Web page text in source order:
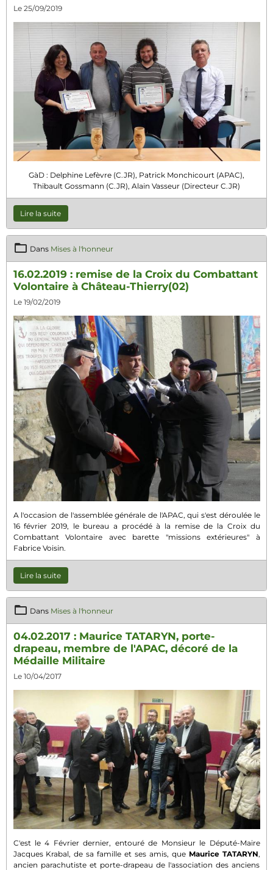
Le 25/09/2019
GàD : Delphine Lefèvre (C.JR), Patrick Monchicourt (APAC),
Thibault Gossmann (C.JR), Alain Vasseur (Directeur C.JR)
Lire la suite
Dans Mises à l'honneur
16.02.2019 : remise de la Croix du Combattant
Volontaire à Château-Thierry(02)
Le 19/02/2019
A l'occasion de l'assemblée générale de l'APAC, qui s'est déroulée le
16 février 2019, le bureau a procédé à la remise de la Croix du
Combattant Volontaire avec barette "missions extérieures" à
Fabrice Voisin.
Lire la suite
Dans Mises à l'honneur
04.02.2017 : Maurice TATARYN, porte-
drapeau, membre de l'APAC, décoré de la
Médaille Militaire
Le 10/04/2017
C'est le 4 Février dernier, entouré de Monsieur le Député-Maire
Jacques Krabal, de sa famille et ses amis, que Maurice TATARYN,
ancien parachutiste et porte-drapeau de l'association des anciens